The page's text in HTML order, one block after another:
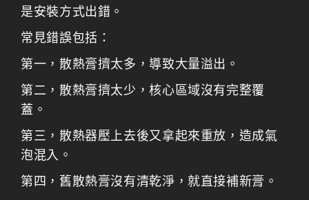
是安裝方式出錯。
常見錯誤包括：
第一，散熱膏擠太多，導致大量溢出。
第二，散熱膏擠太少，核心區域沒有完整覆
蓋。
第三，散熱器壓上去後又拿起來重放，造成氣
泡混入。
第四，舊散熱膏沒有清乾淨，就直接補新膏。